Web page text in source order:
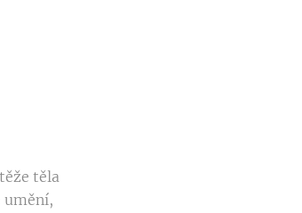
těla
umění,